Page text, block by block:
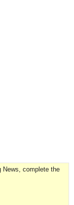
News, complete the